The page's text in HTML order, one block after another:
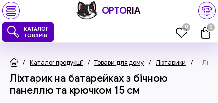
OPTORIA
КАТАЛОГ
ТОВАРІВ
0 0
/ Каталог продукції / Товари для дому / Ліхтарики /
Ліхтарик на батарейках з бічною
панеллю та крючком 15 см